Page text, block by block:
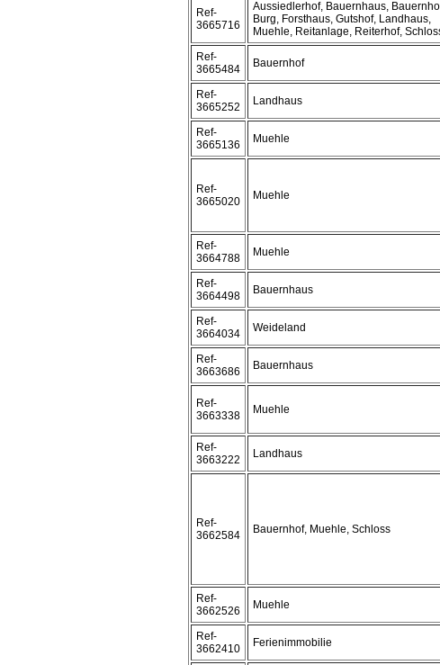
Ref-
3665716
Aussiedlerhof, Bauernhaus,
Burg, Forsthaus, Gutshof, Landhaus,
Muehle, Reitanlage, Reiterhof,
Ref-
3665484
Bauernhof
Ref-
3665252
Landhaus
Ref-
3665136
Muehle
Ref-
3665020
Muehle
Ref-
3664788
Muehle
Ref-
3664498
Bauernhaus
Ref-
3664034
Weideland
Ref-
3663686
Bauernhaus
Ref-
3663338
Muehle
Ref-
3663222
Landhaus
Ref-
3662584
Bauernhof, Muehle, Schloss
Ref-
3662526
Muehle
Ref-
3662410
Ferienimmobilie